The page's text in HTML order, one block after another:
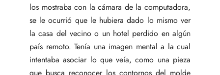
los mostraba con la cámara de la computadora,
se le ocurrió que le hubiera dado lo mismo ver
la casa del vecino o un hotel perdido en algún
país remoto. Tenía una imagen mental a la cual
intentaba asociar lo que veía, como una pieza
que busca reconocer los contornos del molde